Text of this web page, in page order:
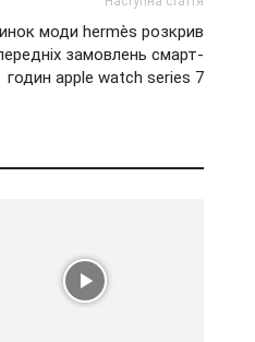
моди hermès розкрив
замовлень смарт-
годин apple watch series 7